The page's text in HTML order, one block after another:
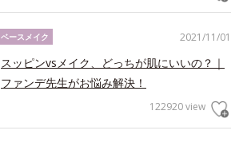
2021/11/01
ベースメイク
スッピンvsメイク、どっちが肌にいいの？｜
ファンデ先生がお悩み解決！
122920 view